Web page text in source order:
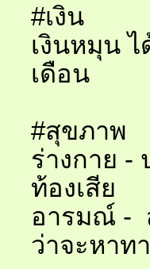
#เงิน
เงินหมุน
เดือน
#สุขภาพ
ร่างกาย -
ท้องเสีย
อารมณ์ -
ว่าจะหาท